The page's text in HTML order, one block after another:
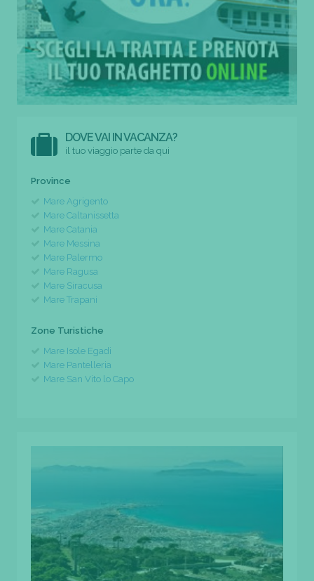
DOVE VAI IN VACANZA?
il tuo viaggio parte da qui
Province
Mare Agrigento
Mare Caltanissetta
Mare Catania
Mare Messina
Mare Palermo
Mare Ragusa
Mare Siracusa
Mare Trapani
Zone Turistiche
Mare Isole Egadi
Mare Pantelleria
Mare San Vito lo Capo